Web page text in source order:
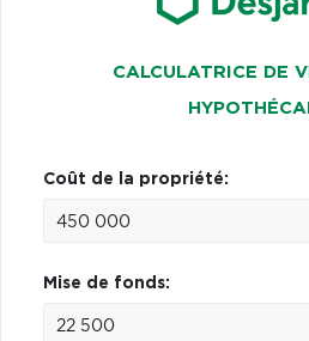
CALCULATRICE DE
Coût de la propriété:
Mise de fonds: